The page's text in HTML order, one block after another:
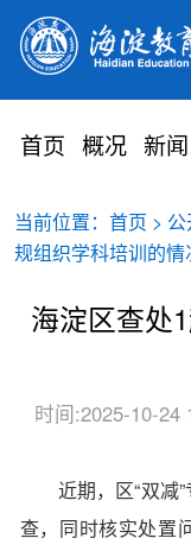
首页 概况 新闻
当前位置： 首页 > 公
规组织学科培训的情
海淀区查处
时间:2025-10-24
近期，区“双减
查，同时核实处置